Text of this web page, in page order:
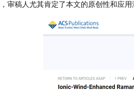
审稿人尤其肯定了本文的原创性和应用